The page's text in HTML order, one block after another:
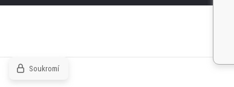
Soukromí